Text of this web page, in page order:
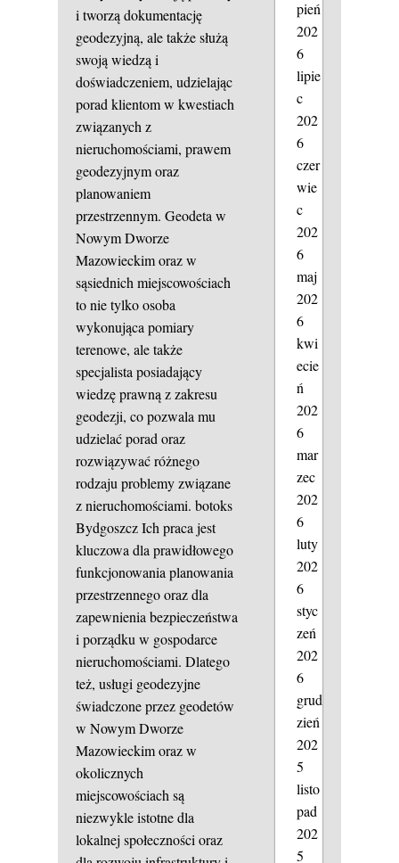
i tworzą dokumentację
geodezyjną, ale także służą
swoją wiedzą i
doświadczeniem, udzielając
porad klientom w kwestiach
związanych z
nieruchomościami, prawem
geodezyjnym oraz
planowaniem
przestrzennym. Geodeta w
Nowym Dworze
Mazowieckim oraz w
sąsiednich miejscowościach
to nie tylko osoba
wykonująca pomiary
terenowe, ale także
specjalista posiadający
wiedzę prawną z zakresu
geodezji, co pozwala mu
udzielać porad oraz
rozwiązywać różnego
rodzaju problemy związane
z nieruchomościami. botoks
BydgoszczIch praca jest
kluczowa dla prawidłowego
funkcjonowania planowania
przestrzennego oraz dla
zapewnienia bezpieczeństwa
i porządku w gospodarce
nieruchomościami. Dlatego
też, usługi geodezyjne
świadczone przez geodetów
w Nowym Dworze
Mazowieckim oraz w
okolicznych
miejscowościach są
niezwykle istotne dla
lokalnej społeczności oraz
pień
202
6
lipie
c
202
6
czer
wie
c
202
6
maj
202
6
kwi
ecie
ń
202
6
mar
zec
202
6
luty
202
6
styc
zeń
202
6
grud
zień
202
5
listo
pad
202
5